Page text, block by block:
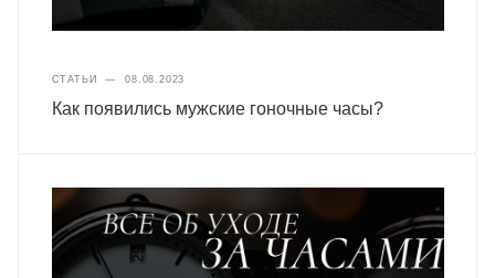
СТАТЬИ — 08.08.2023
Как появились мужские гоночные часы?